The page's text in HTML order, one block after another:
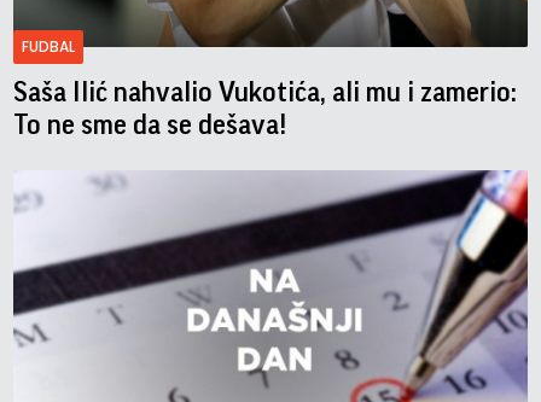
FUDBAL
Saša Ilić nahvalio Vukotića, ali mu i zamerio:
To ne sme da se dešava!